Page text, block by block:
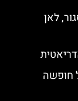
לאן
חופשה